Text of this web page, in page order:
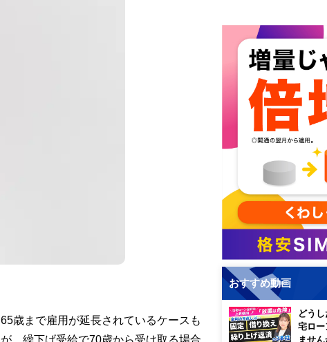
歳まで雇用が延長されているケースも
、繰下げ受給で70歳から受け取る場合
おすすめ動画
どう
宅ロー
ません